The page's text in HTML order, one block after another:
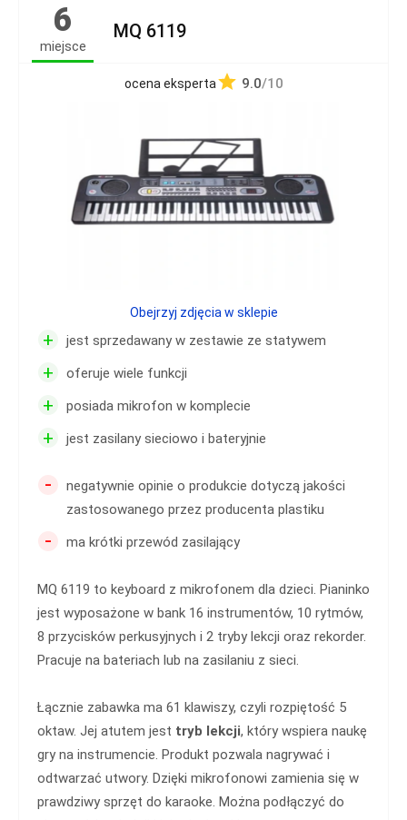
6
miejsce
MQ 6119
ocena eksperta 9.0/10
+ jest sprzedawany w zestawie ze statywem
+ oferuje wiele funkcji
+ posiada mikrofon w komplecie
+ jest zasilany sieciowo i bateryjnie
-
negatywnie opinie o produkcie dotyczą jakości
zastosowanego przez producenta plastiku
- ma krótki przewód zasilający
MQ 6119 to keyboard z mikrofonem dla dzieci. Pianinko
jest wyposażone w bank 16 instrumentów, 10 rytmów,
8 przycisków perkusyjnych i 2 tryby lekcji oraz rekorder.
Pracuje na bateriach lub na zasilaniu z sieci.
Łącznie zabawka ma 61 klawiszy, czyli rozpiętość 5
oktaw. Jej atutem jest tryb lekcji, który wspiera naukę
gry na instrumencie. Produkt pozwala nagrywać i
odtwarzać utwory. Dzięki mikrofonowi zamienia się w
prawdziwy sprzęt do karaoke. Można podłączyć do
Obejrzyj zdjęcia w sklepie